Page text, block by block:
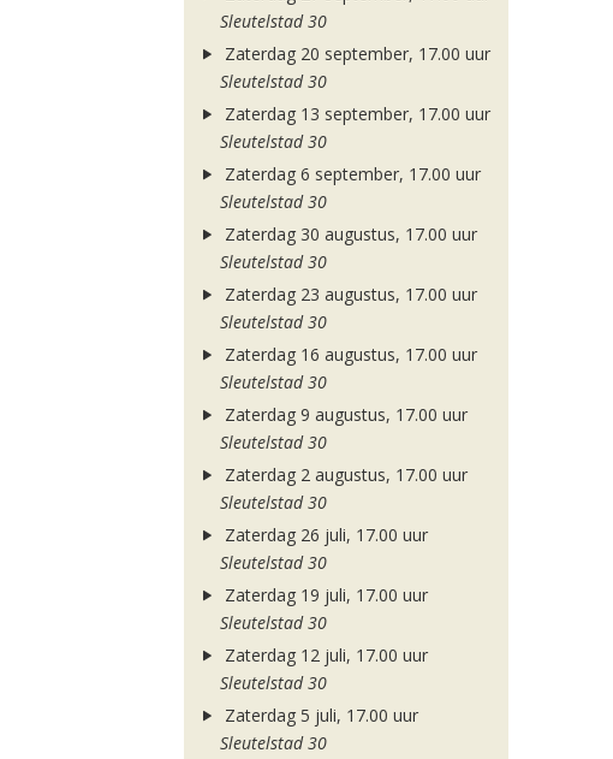
Sleutelstad 30
Zaterdag 20 september, 17.00 uur
Sleutelstad 30
Zaterdag 13 september, 17.00 uur
Sleutelstad 30
Zaterdag 6 september, 17.00 uur
Sleutelstad 30
Zaterdag 30 augustus, 17.00 uur
Sleutelstad 30
Zaterdag 23 augustus, 17.00 uur
Sleutelstad 30
Zaterdag 16 augustus, 17.00 uur
Sleutelstad 30
Zaterdag 9 augustus, 17.00 uur
Sleutelstad 30
Zaterdag 2 augustus, 17.00 uur
Sleutelstad 30
Zaterdag 26 juli, 17.00 uur
Sleutelstad 30
Zaterdag 19 juli, 17.00 uur
Sleutelstad 30
Zaterdag 12 juli, 17.00 uur
Sleutelstad 30
Zaterdag 5 juli, 17.00 uur
Sleutelstad 30